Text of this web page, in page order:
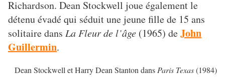
Richardson. Dean Stockwell joue également le
détenu évadé qui séduit une jeune fille de 15 ans
solitaire dans La Fleur de l’âge (1965) deJohn
Guillermin.
Dean Stockwell et Harry Dean Stanton dans Paris Texas(1984)